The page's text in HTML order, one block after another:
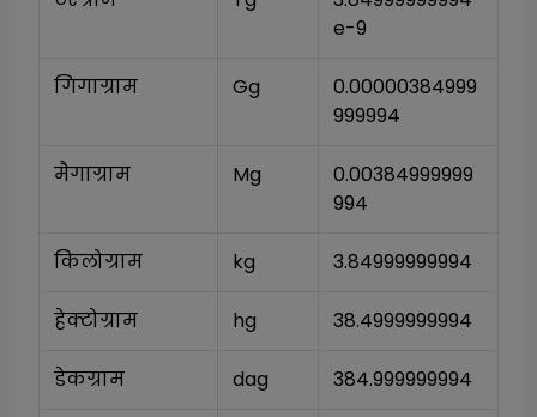
e-9
गिगाग्राम Gg
0.00000384999
999994
मैगाग्राम Mg
0.00384999999
994
किलोग्राम kg 3.84999999994
हेक्टोग्राम hg 38.4999999994
डेकग्राम dag 384.999999994